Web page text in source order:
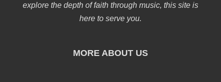
explore the depth of faith through music, this site is
here to serve you.
MORE ABOUT US